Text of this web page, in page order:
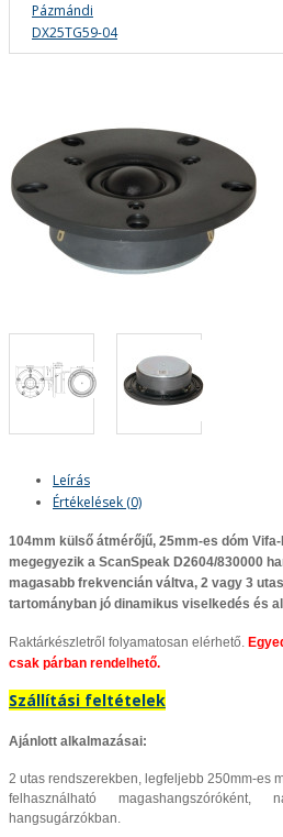
Pázmándi
DX25TG59-04
Leírás
Értékelések (0)
104mm külső átmérőjű, 25mm-es dóm
megegyezik a ScanSpeak D2604/830000
magasabb frekvencián váltva, 2 vagy 3
tartományban jó dinamikus viselkedés és
Raktárkészletről folyamatosan elérhető.
csak párban rendelhető.
Szállítási feltételek
Ajánlott alkalmazásai:
2 utas rendszerekben, legfeljebb 250mm-es
felhasználható magashangszóróként,
hangsugárzókban.